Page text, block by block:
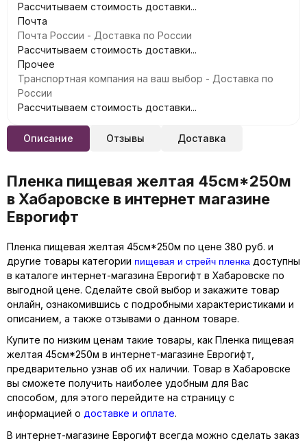
Рассчитываем стоимость доставки...
Почта
Почта России - Доставка по России
Рассчитываем стоимость доставки...
Прочее
Транспортная компания на ваш выбор - Доставка по
России
Рассчитываем стоимость доставки...
Описание Отзывы Доставка
Пленка пищевая желтая 45см*250м
в Хабаровске в интернет магазине
Еврогифт
Пленка пищевая желтая 45см*250м по цене 380 руб. и
другие товары категории пищевая и стрейч пленка доступны
в каталоге интернет-магазина Еврогифт в Хабаровске по
выгодной цене. Сделайте свой выбор и закажите товар
онлайн, ознакомившись с подробными характеристиками и
описанием, а также отзывами о данном товаре.
Купите по низким ценам такие товары, как Пленка пищевая
желтая 45см*250м в интернет-магазине Еврогифт,
предварительно узнав об их наличии. Товар в Хабаровске
вы сможете получить наиболее удобным для Вас
способом, для этого перейдите на страницу с
информацией о доставке и оплате.
В интернет-магазине Еврогифт всегда можно сделать заказ